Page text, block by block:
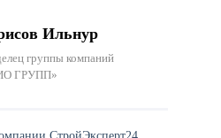
Ильнур
группы компаний
ГРУПП»
СтройЭксперт24